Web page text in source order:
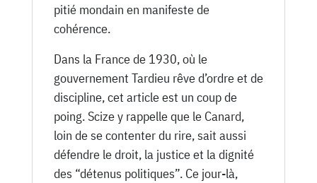
pitié mondain en manifeste de
cohérence.
Dans la France de 1930, où le
gouvernement Tardieu rêve d’ordre et de
discipline, cet article est un coup de
poing. Scize y rappelle que le Canard,
loin de se contenter du rire, sait aussi
défendre le droit, la justice et la dignité
des “détenus politiques”. Ce jour-là,